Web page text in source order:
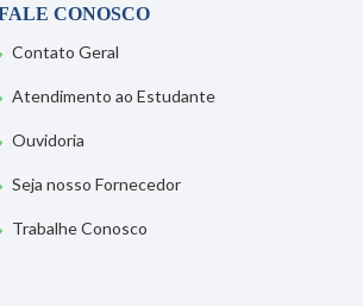
CONOSCO
Contato Geral
Atendimento ao Estudante
Ouvidoria
Seja nosso Fornecedor
Trabalhe Conosco